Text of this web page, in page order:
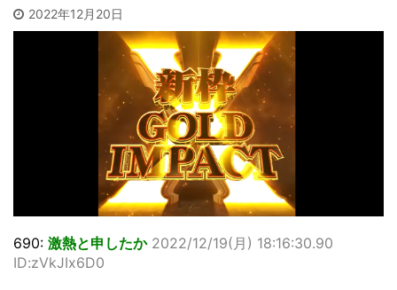
2022年12月20日
690: 激熱と申したか 2022/12/19(月) 18:16:30.90
ID:zVkJIx6D0